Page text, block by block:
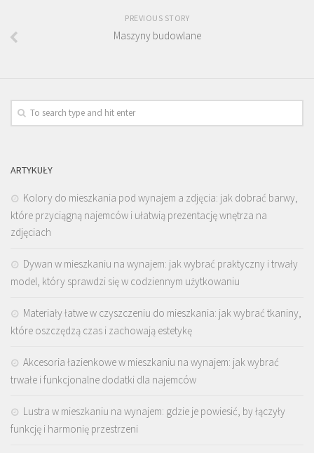
PREVIOUS STORY
Maszyny budowlane
ARTYKUŁY
Kolory do mieszkania pod wynajem a zdjęcia: jak dobrać barwy,
które przyciągną najemców i ułatwią prezentację wnętrza na
zdjęciach
Dywan w mieszkaniu na wynajem: jak wybrać praktyczny i trwały
model, który sprawdzi się w codziennym użytkowaniu
Materiały łatwe w czyszczeniu do mieszkania: jak wybrać tkaniny,
które oszczędzą czas i zachowają estetykę
Akcesoria łazienkowe w mieszkaniu na wynajem: jak wybrać
trwałe i funkcjonalne dodatki dla najemców
Lustra w mieszkaniu na wynajem: gdzie je powiesić, by łączyły
funkcję i harmonię przestrzeni